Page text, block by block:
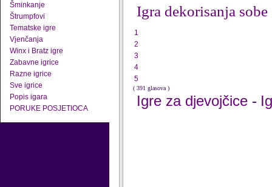
Šminkanje
Štrumpfovi
Tematske igre
Vjenčanja
Winx i Bratz igre
Zabavne igrice
Razne igrice
Sve igrice
Popis igara
PORUKE POSJETIOCA
Igra dekorisanja sobe
1
2
3
4
5
( 391 glasova )
Igre za djevojčice -